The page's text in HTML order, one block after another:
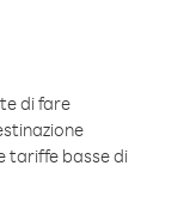
di fare
tariffe basse di